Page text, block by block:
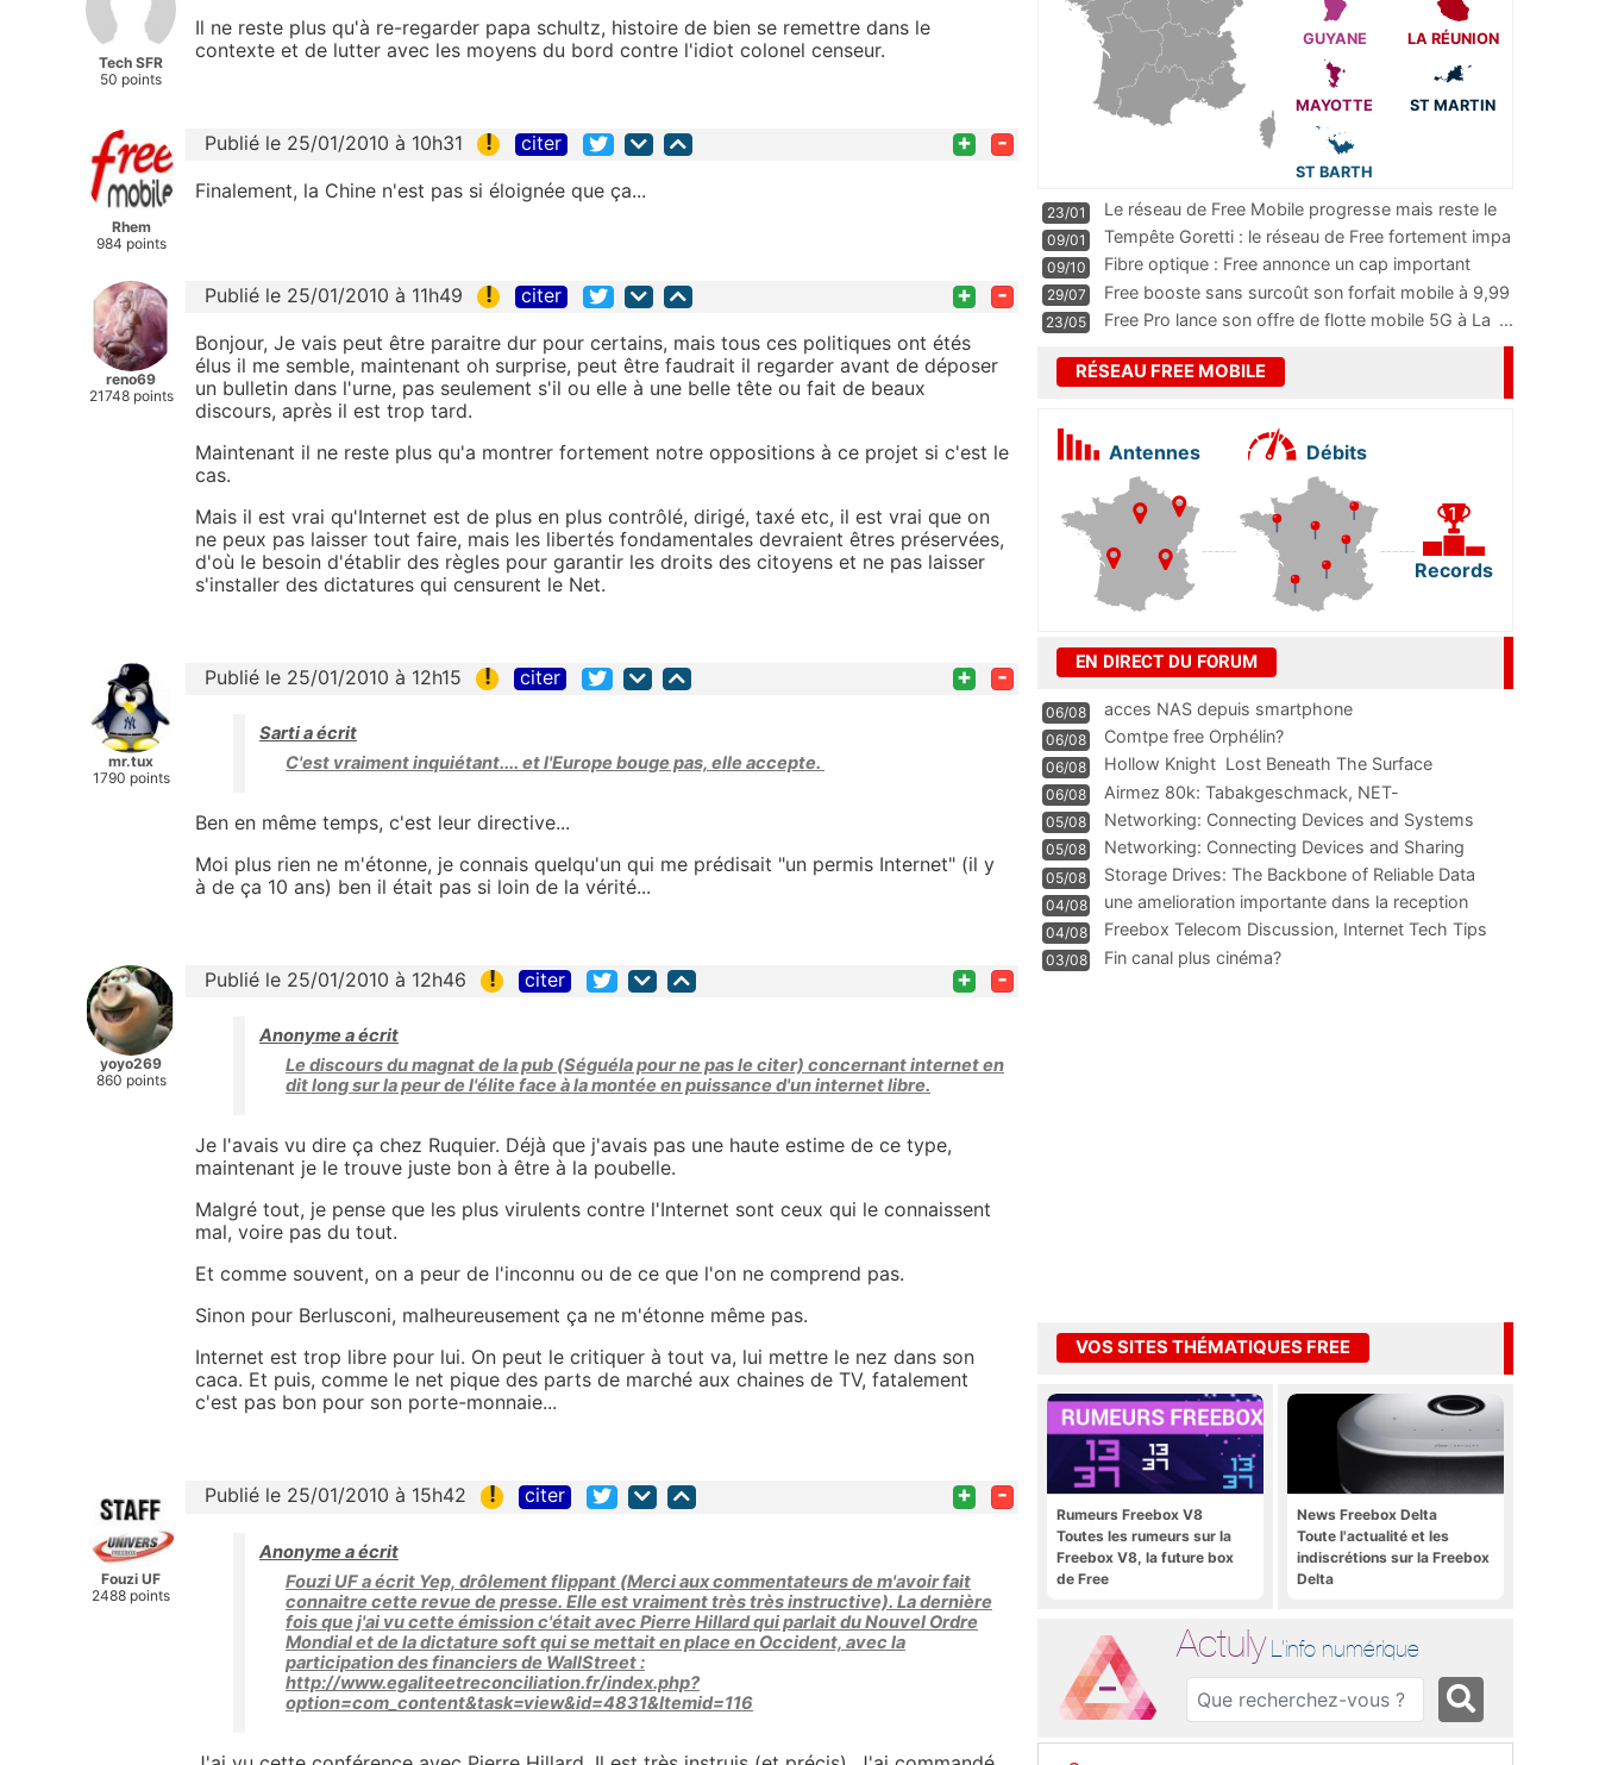
Tech SFR
50 points
Il ne reste plus qu'à re-regarder papa schultz, histoire de bien se remettre dans le
contexte et de lutter avec les moyens du bord contre l'idiot colonel censeur.
Rhem
984 points
Publié le 25/01/2010 à 10h31 ! citer + -
Finalement, la Chine n'est pas si éloignée que ça...
reno69
21748 points
Publié le 25/01/2010 à 11h49 ! citer + -
Bonjour, Je vais peut être paraitre dur pour certains, mais tous ces politiques ont étés
élus il me semble, maintenant oh surprise, peut être faudrait il regarder avant de déposer
un bulletin dans l'urne, pas seulement s'il ou elle à une belle tête ou fait de beaux
discours, après il est trop tard.
Maintenant il ne reste plus qu'a montrer fortement notre oppositions à ce projet si c'est le
cas.
Mais il est vrai qu'Internet est de plus en plus contrôlé, dirigé, taxé etc, il est vrai que on
ne peux pas laisser tout faire, mais les libertés fondamentales devraient êtres préservées,
d'où le besoin d'établir des règles pour garantir les droits des citoyens et ne pas laisser
s'installer des dictatures qui censurent le Net.
mr.tux
1790 points
Publié le 25/01/2010 à 12h15 ! citer + -
Sarti a écrit
C'est vraiment inquiétant.... et l'Europe bouge pas, elle accepte.
Ben en même temps, c'est leur directive...
Moi plus rien ne m'étonne, je connais quelqu'un qui me prédisait "un permis Internet" (il y
à de ça 10 ans) ben il était pas si loin de la vérité...
yoyo269
860 points
Publié le 25/01/2010 à 12h46 ! citer + -
Anonyme a écrit
Le discours du magnat de la pub (Séguéla pour ne pas le citer) concernant internet en
dit long sur la peur de l'élite face à la montée en puissance d'un internet libre.
Je l'avais vu dire ça chez Ruquier. Déjà que j'avais pas une haute estime de ce type,
maintenant je le trouve juste bon à être à la poubelle.
Malgré tout, je pense que les plus virulents contre l'Internet sont ceux qui le connaissent
mal, voire pas du tout.
Et comme souvent, on a peur de l'inconnu ou de ce que l'on ne comprend pas.
Sinon pour Berlusconi, malheureusement ça ne m'étonne même pas.
Internet est trop libre pour lui. On peut le critiquer à tout va, lui mettre le nez dans son
caca. Et puis, comme le net pique des parts de marché aux chaines de TV, fatalement
c'est pas bon pour son porte-monnaie...
Fouzi UF
2488 points
Publié le 25/01/2010 à 15h42 ! citer + -
Anonyme a écrit
Fouzi UF a écrit Yep, drôlement flippant (Merci aux commentateurs de m'avoir fait
connaitre cette revue de presse. Elle est vraiment très très instructive). La dernière
fois que j'ai vu cette émission c'était avec Pierre Hillard qui parlait du Nouvel Ordre
Mondial et de la dictature soft qui se mettait en place en Occident, avec la
participation des financiers de WallStreet :
http://www.egaliteetreconciliation.fr/index.php?
option=com_content&task=view&id=4831&Itemid=116
GUYANE LA RÉUNION
MAYOTTE ST MARTIN
ST BARTH
23/01
Le réseau de Free Mobile progresse mais reste le
m
...
09/01
Tempête Goretti : le réseau de Free fortement impa
09/10
Fibre optique : Free annonce un cap important
pass
...
29/07
Free booste sans surcoût son forfait mobile à 9,99
23/05 Free Pro lance son offre de flotte mobile 5G à La ...
RÉSEAU FREE MOBILE
Antennes Débits
Records
EN DIRECT DU FORUM
06/08 acces NAS depuis smartphone
06/08 Comtpe free Orphélin?
06/08 Hollow Knight  Lost Beneath The Surface
06/08
Airmez 80k: Tabakgeschmack, NET-
Technologie und Leistung im
05/08 Networking: Connecting Devices and Systems
05/08
Networking: Connecting Devices and Sharing
Information
05/08
Storage Drives: The Backbone of Reliable Data
Management
04/08
une amelioration importante dans la reception
WIFI
04/08
Freebox Telecom Discussion, Internet Tech Tips
Communi
03/08 Fin canal plus cinéma?
VOS SITES THÉMATIQUES FREE
Rumeurs Freebox V8
Toutes les rumeurs sur la
Freebox V8, la future box
de Free
News Freebox Delta
Toute l'actualité et les
indiscrétions sur la Freebox
Delta
Actuly L'info numérique